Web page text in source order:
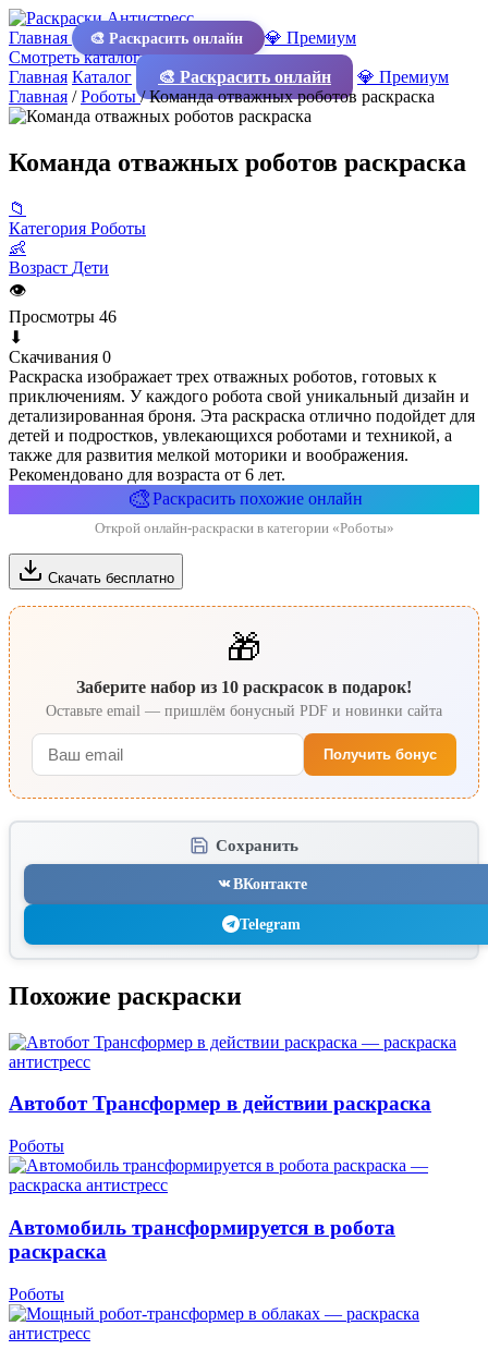
Главная 🎨 Раскрасить онлайн
💎 Премиум
Смотреть каталог
Главная Каталог 🎨 Раскрасить онлайн
💎 Премиум
Главная /Роботы/Команда отважных роботов раскраска
Команда отважных роботов раскраска
📁
Категория Роботы
👶
Возраст Дети
👁
Просмотры 46
⬇
Скачивания 0
Раскраска изображает трех отважных роботов, готовых к
приключениям. У каждого робота свой уникальный дизайн и
детализированная броня. Эта раскраска отлично подойдет для
детей и подростков, увлекающихся роботами и техникой, а
также для развития мелкой моторики и воображения.
Рекомендовано для возраста от 6 лет.
🎨Раскрасить похожие онлайн
Открой онлайн-раскраски в категории «Роботы»
Скачать бесплатно
🎁
Заберите набор из 10 раскрасок в подарок!
Оставьте email — пришлём бонусный PDF и новинки сайта
Получить бонус
Сохранить
ВКонтакте
Telegram
Похожие раскраски
Автобот Трансформер в действии раскраска
Роботы
Автомобиль трансформируется в робота
раскраска
Роботы